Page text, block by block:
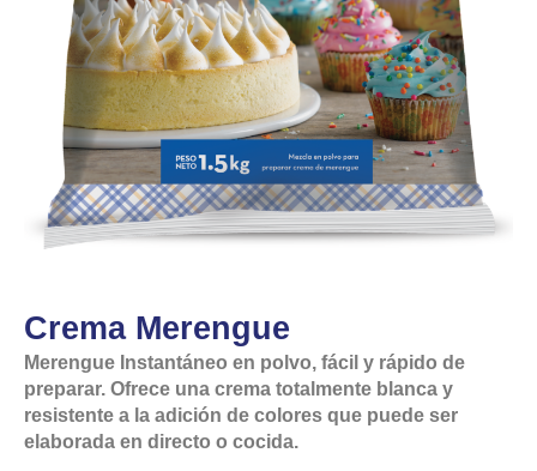
Crema Merengue
Merengue Instantáneo en polvo, fácil y rápido de
preparar. Ofrece una crema totalmente blanca y
resistente a la adición de colores que puede ser
elaborada en directo o cocida.